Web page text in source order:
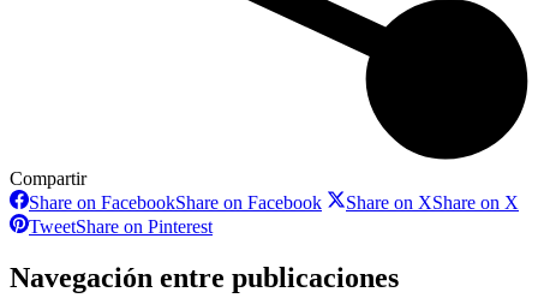
Compartir
Share on FacebookShare on Facebook Share on XShare on X
TweetShare on Pinterest
Navegación entre publicaciones